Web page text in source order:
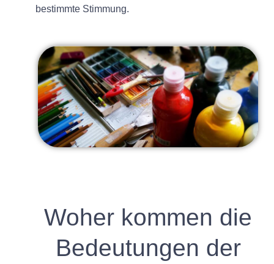
bestimmte Stimmung.
Woher kommen die
Bedeutungen der